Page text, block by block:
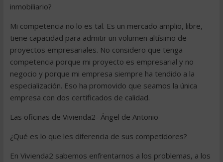
inmobiliario?
Mi competencia no lo es tal. Es un mercado amplio, libre,
tiene capacidad para admitir un volumen altísimo de
proyectos empresariales. No considero que tenga
competencia porque mi proyecto es empresarial y no
negocio y porque mi empresa siempre ha tendido a la
especialización. Eso ha promovido que seamos la única
empresa con dos certificados de calidad.
Las oficinas de Vivienda2- Ángel de Antonio
¿Qué es lo que les diferencia de sus competidores?
En Vivienda2 sabemos enfrentarnos a los problemas, a los